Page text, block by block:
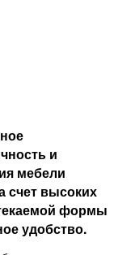
и
мебели
счет высоких
формы
удобство.